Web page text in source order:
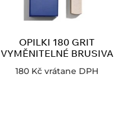
OPILKI 180 GRIT
VYMĚNITELNÉ BRUSIVA
180 Kč vrátane DPH